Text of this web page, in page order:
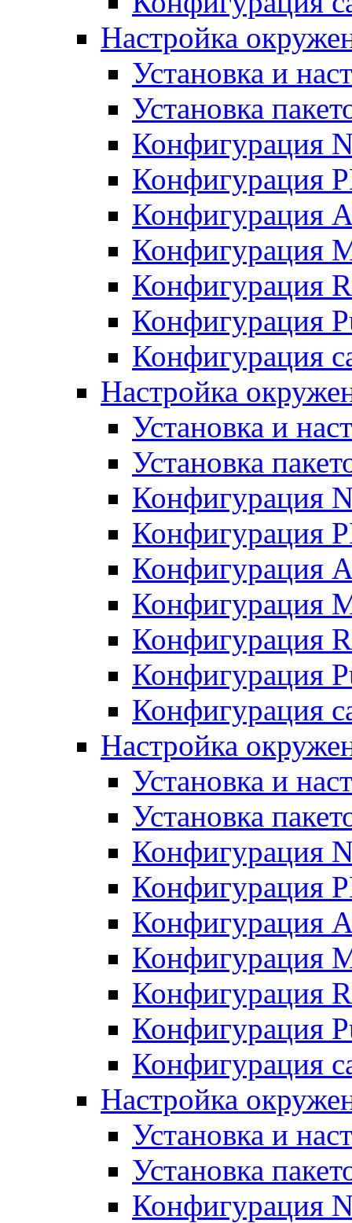
Настройка
Установка и
Установка
Конфигурация
Конфигурация
Конфигурация
Конфигурация
Конфигурация
Конфигурация
Конфигурация
Настройка
Установка и
Установка
Конфигурация
Конфигурация
Конфигурация
Конфигурация
Конфигурация
Конфигурация
Конфигурация
Настройка
Установка и
Установка
Конфигурация
Конфигурация
Конфигурация
Конфигурация
Конфигурация
Конфигурация
Конфигурация
Настройка
Установка и
Установка
Конфигурация